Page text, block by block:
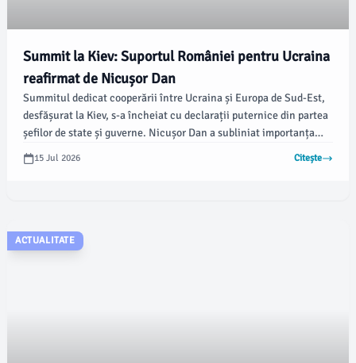
Summit la Kiev: Suportul României pentru Ucraina
reafirmat de Nicușor Dan
Summitul dedicat cooperării între Ucraina și Europa de Sud-Est,
desfășurat la Kiev, s-a încheiat cu declarații puternice din partea
șefilor de state și guverne. Nicușor Dan a subliniat importanța
securității regionale și sprijinul României pentru Ucraina,
conform mesajului său publicat pe Facebook.
15 Jul 2026 Citește
ACTUALITATE